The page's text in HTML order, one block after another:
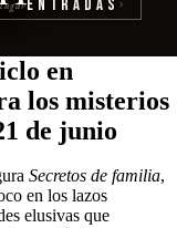
lugarEntradas ›
en
los misterios
de junio
Secretos de familia,
en los lazos
elusivas que